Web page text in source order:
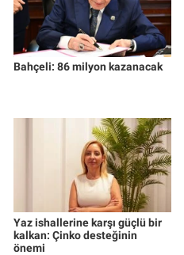
Bahçeli: 86 milyon kazanacak
Yaz ishallerine karşı güçlü bir
kalkan: Çinko desteğinin
önemi